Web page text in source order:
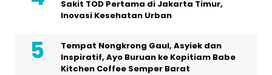
Sakit TOD Pertama di Jakarta Timur,
Inovasi Kesehatan Urban
Tempat Nongkrong Gaul, Asyiek dan
Inspiratif, Ayo Buruan ke Kopitiam Babe
Kitchen Coffee Semper Barat